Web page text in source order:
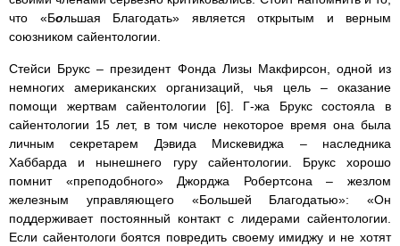
что «Большая Благодать» является открытым и верным
союзником сайентологии.
Стейси Брукс – президент Фонда Лизы Макфирсон, одной из
немногих американских организаций, чья цель – оказание
помощи жертвам сайентологии [6]. Г-жа Брукс состояла в
сайентологии 15 лет, в том числе некоторое время она была
личным секретарем Дэвида Мискевиджа – наследника
Хаббарда и нынешнего гуру сайентологии. Брукс хорошо
помнит «преподобного» Джорджа Робертсона – жезлом
железным управляющего «Большей Благодатью»: «Он
поддерживает постоянный контакт с лидерами сайентологии.
Если сайентологи боятся повредить своему имиджу и не хотят